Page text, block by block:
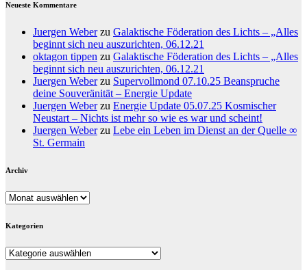
Neueste Kommentare
Juergen Weberzu Galaktische Föderation des Lichts – „Alles
beginnt sich neu auszurichten, 06.12.21
oktagon tippen zu Galaktische Föderation des Lichts – „Alles
beginnt sich neu auszurichten, 06.12.21
Juergen Weberzu Supervollmond 07.10.25 Beanspruche
deine Souveränität – Energie Update
Juergen Weberzu Energie Update 05.07.25 Kosmischer
Neustart – Nichts ist mehr so wie es war und scheint!
Juergen Weberzu Lebe ein Leben im Dienst an der Quelle ∞
St. Germain
Archiv
Archiv
Kategorien
Kategorien